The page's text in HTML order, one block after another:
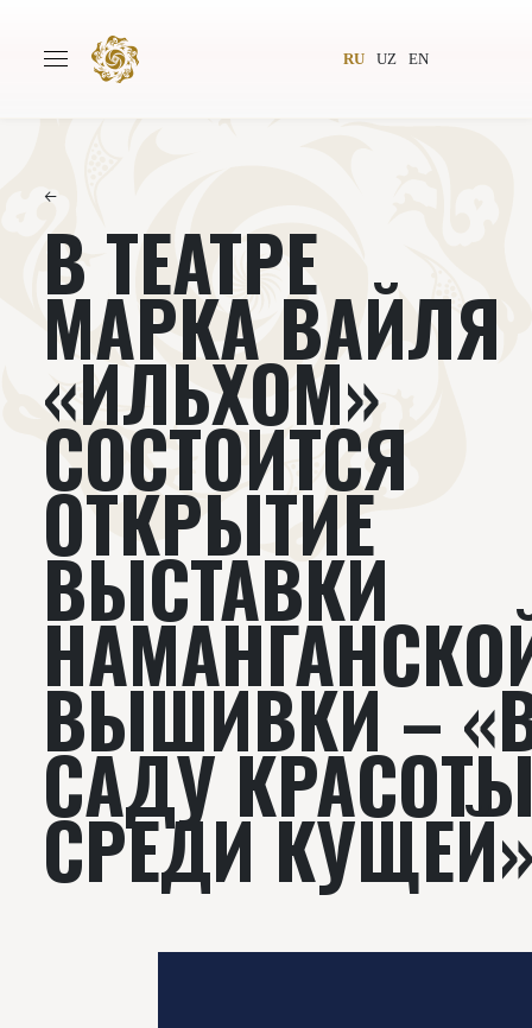
RU UZ EN
Авторы Всемирное общество
Издательство Новости
Подкасты
Книги Видеолекторий
←
В ТЕАТРЕ
МАРКА ВАЙЛЯ
«ИЛЬХОМ»
СОСТОИТСЯ
ОТКРЫТИЕ
ВЫСТАВКИ
ВЫШИВКИ –
САДУ
СРЕДИ